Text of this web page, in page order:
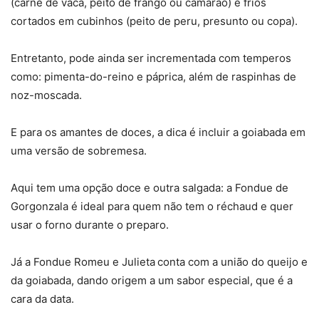
cortados em cubinhos (peito de peru, presunto ou copa).
Entretanto, pode ainda ser incrementada com temperos
como: pimenta-do-reino e páprica, além de raspinhas de
noz-moscada.
E para os amantes de doces, a dica é incluir a goiabada em
uma versão de sobremesa.
Aqui tem uma opção doce e outra salgada: a Fondue de
Gorgonzala é ideal para quem não tem o réchaud e quer
usar o forno durante o preparo.
Já a Fondue Romeu e Julietaconta com a união do queijo e
da goiabada, dando origem a um sabor especial, que é a
cara da data.